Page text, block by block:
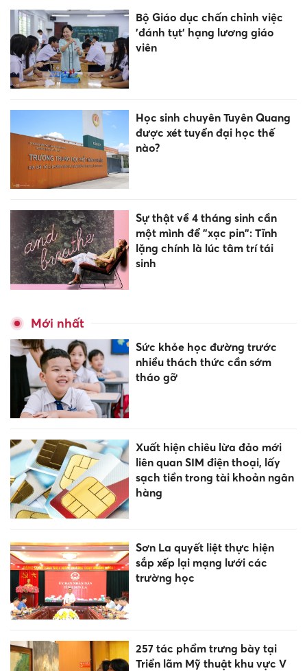
Bộ Giáo dục chấn chỉnh việc
'đánh tụt' hạng lương giáo
viên
Học sinh chuyên Tuyên Quang
được xét tuyển đại học thế
nào?
Sự thật về 4 tháng sinh cần
một mình để "xạc pin": Tĩnh
lặng chính là lúc tâm trí tái
sinh
Mới nhất
Sức khỏe học đường trước
nhiều thách thức cần sớm
tháo gỡ
Xuất hiện chiêu lừa đảo mới
liên quan SIM điện thoại, lấy
sạch tiền trong tài khoản ngân
hàng
Sơn La quyết liệt thực hiện
sắp xếp lại mạng lưới các
trường học
257 tác phẩm trưng bày tại
Triển lãm Mỹ thuật khu vực V